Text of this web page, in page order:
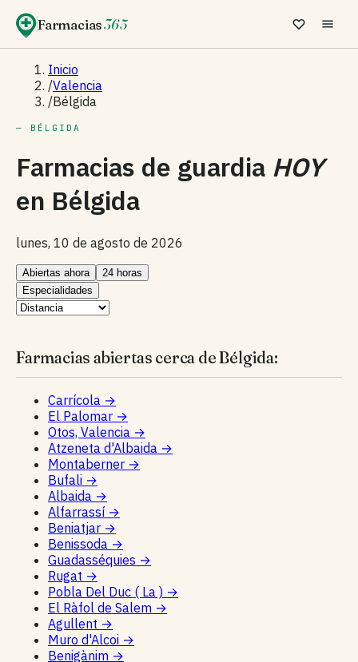
Farmacias365
Inicio
/Valencia
/Bélgida
— BÉLGIDA
Farmacias de guardia HOY
en Bélgida
lunes, 10 de agosto de 2026
Abiertas ahora
24 horas
Especialidades
Farmacias abiertas cerca de Bélgida:
Carrícola →
El Palomar →
Otos, Valencia →
Atzeneta d'Albaida →
Montaberner →
Bufali →
Albaida →
Alfarrassí →
Beniatjar →
Benissoda →
Guadasséquies →
Rugat →
Pobla Del Duc ( La ) →
El Ràfol de Salem →
Agullent →
Muro d'Alcoi →
Benigànim →